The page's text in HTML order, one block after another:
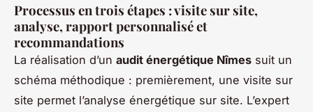
Processus en trois étapes : visite sur site,
analyse, rapport personnalisé et
recommandations
La réalisation d’un audit énergétique Nîmes suit un
schéma méthodique : premièrement, une visite sur
site permet l’analyse énergétique sur site. L’expert